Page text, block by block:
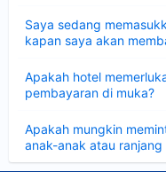
Saya sedang
kapan saya akan
Apakah hotel
pembayaran di muka?
Apakah mungkin
anak-anak atau ranjang